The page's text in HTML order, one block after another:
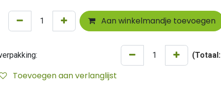
Aan winkelmandje toevoegen
(Totaal:
Toevoegen aan verlanglijst